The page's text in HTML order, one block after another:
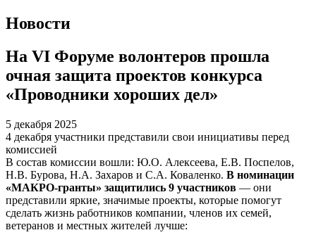
Новости
На VI Форуме волонтеров прошла
очная защита проектов конкурса
«Проводники хороших дел»
5 декабря 2025
4 декабря участники представили свои инициативы перед
комиссией
В состав комиссии вошли: Ю.О. Алексеева, Е.В. Поспелов,
Н.В. Бурова, Н.А. Захаров и С.А. Коваленко. В номинации
«МАКРО-гранты» защитились 9 участников — они
представили яркие, значимые проекты, которые помогут
сделать жизнь работников компании, членов их семей,
ветеранов и местных жителей лучше: